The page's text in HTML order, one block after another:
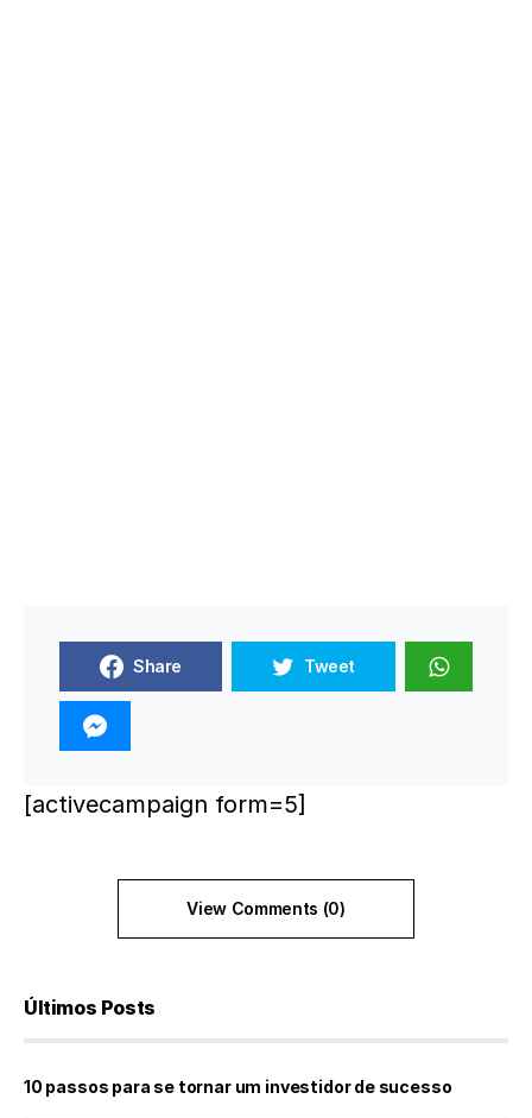
Share Tweet
[activecampaign form=5]
View Comments (0)
Últimos Posts
10 passos para se tornar um investidor de sucesso